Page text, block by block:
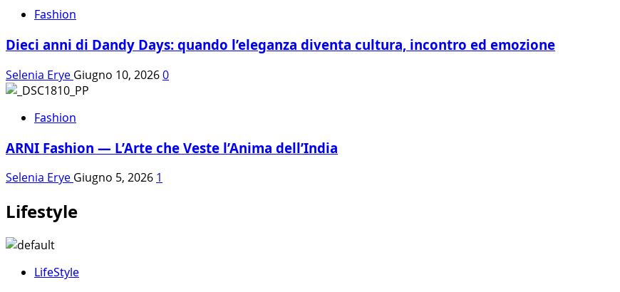
Fashion
Dieci anni di Dandy Days: quando l’eleganza diventa cultura, incontro ed emozione
Selenia Erye Giugno 10, 20260
Fashion
ARNI Fashion — L’Arte che Veste l’Anima dell’India
Selenia Erye Giugno 5, 2026 1
Lifestyle
LifeStyle